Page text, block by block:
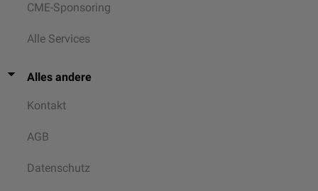
CME-Sponsoring
Alle Services
Alles andere
Kontakt
AGB
Datenschutz